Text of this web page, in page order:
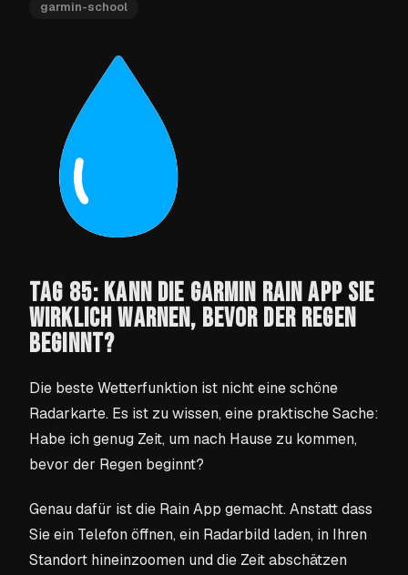
garmin-school
TAG 85: KANN DIE GARMIN RAIN APP SIE
WIRKLICH WARNEN, BEVOR DER REGEN
BEGINNT?
Die beste Wetterfunktion ist nicht eine schöne
Radarkarte. Es ist zu wissen, eine praktische Sache:
Habe ich genug Zeit, um nach Hause zu kommen,
bevor der Regen beginnt?
Genau dafür ist die Rain App gemacht. Anstatt dass
Sie ein Telefon öffnen, ein Radarbild laden, in Ihren
Standort hineinzoomen und die Zeit abschätzen